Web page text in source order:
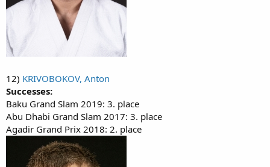
12) KRIVOBOKOV, Anton
Successes:
Baku Grand Slam 2019: 3. place
Abu Dhabi Grand Slam 2017: 3. place
Agadir Grand Prix 2018: 2. place